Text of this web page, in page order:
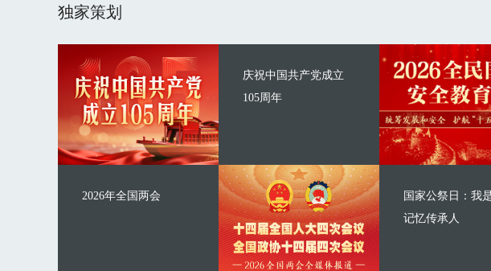
独家策划
庆祝中国共产党成立
105周年
2026年全国两会
国家公祭日：我
记忆传承人